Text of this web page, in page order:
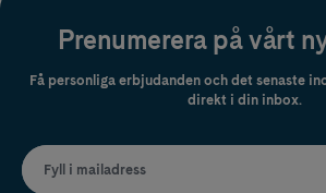
Prenumerera på vårt
Få personliga erbjudanden och det senaste
direkt i din inbox.
Fyll i mailadress